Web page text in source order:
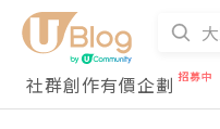
社群創作有價企劃